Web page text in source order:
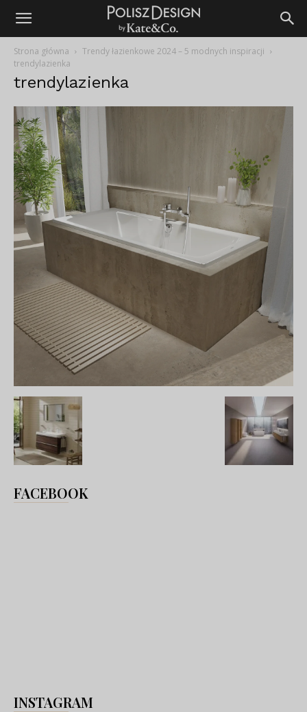
Strona główna
Trendy łazienkowe 2024 – 5 modnych inspiracji
trendylazienka
trendylazienka
FACEBOOK
INSTAGRAM